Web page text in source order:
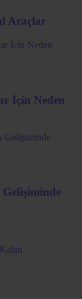
Araçlar
İçin Neden